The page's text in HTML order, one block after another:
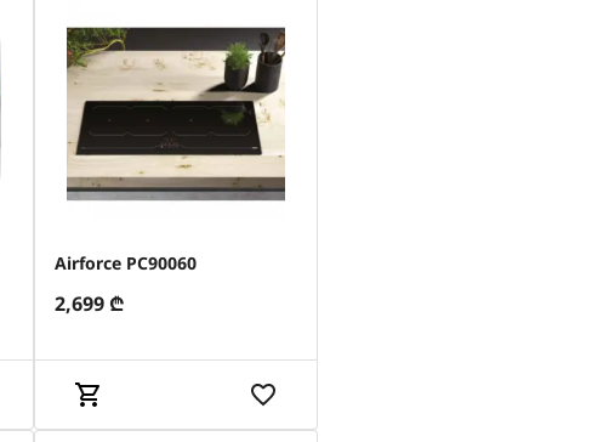
Airforce PC90060
2,699 ₾